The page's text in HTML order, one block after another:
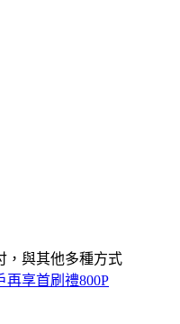
，與其他多種方式
再享首刷禮800P